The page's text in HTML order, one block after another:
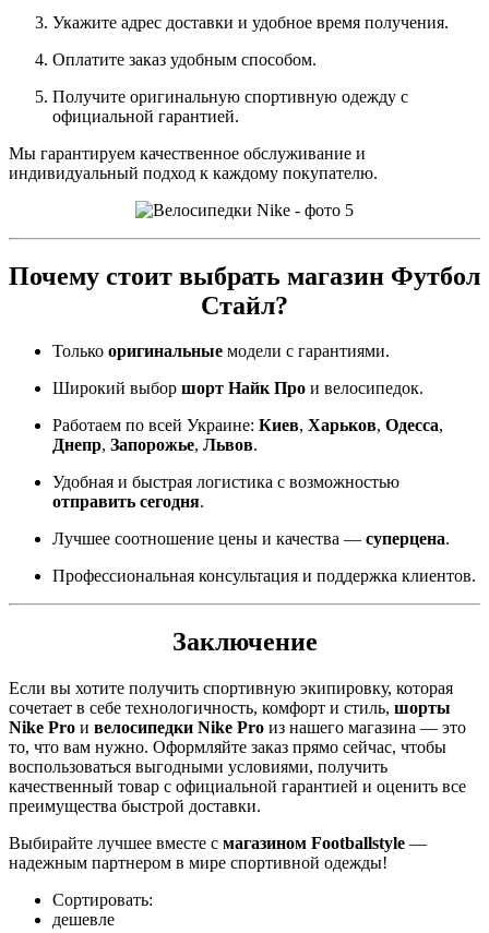
Укажите адрес доставки и удобное время получения.
Оплатите заказ удобным способом.
Получите оригинальную спортивную одежду с
официальной гарантией.
Мы гарантируем качественное обслуживание и
индивидуальный подход к каждому покупателю.
Почему стоит выбрать магазин Футбол
Стайл?
Только оригинальные модели с гарантиями.
Широкий выбор шорт Найк Про и велосипедок.
Работаем по всей Украине: Киев, Харьков, Одесса,
Днепр, Запорожье, Львов.
Удобная и быстрая логистика с возможностью
отправить сегодня.
Лучшее соотношение цены и качества — суперцена.
Профессиональная консультация и поддержка клиентов.
Заключение
Если вы хотите получить спортивную экипировку, которая
сочетает в себе технологичность, комфорт и стиль, шорты
Nike Pro и велосипедки Nike Pro из нашего магазина — это
то, что вам нужно. Оформляйте заказ прямо сейчас, чтобы
воспользоваться выгодными условиями, получить
качественный товар с официальной гарантией и оценить все
преимущества быстрой доставки.
Выбирайте лучшее вместе с магазином Footballstyle —
надежным партнером в мире спортивной одежды!
Сортировать:
дешевле